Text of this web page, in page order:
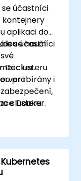
účastníci
kontejnery
aplikaci do
se naučí
clusteru
probírány i
clusteru.
účastníci
Docker.
i
Docker.
a
běžící v
a